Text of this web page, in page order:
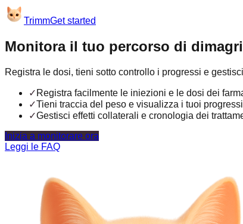
TrimmGet started
Monitora il tuo percorso di
Registra le dosi, tieni sotto controllo i progressi e
✓ Registra facilmente le iniezioni e le dosi dei
✓Tieni traccia del peso e visualizza i tuoi
✓Gestisci effetti collaterali e cronologia dei
Inizia a monitorare ora
Leggi le FAQ